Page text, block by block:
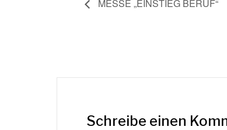
MESSE „EINSTIEG BERUF“
Schreibe einen